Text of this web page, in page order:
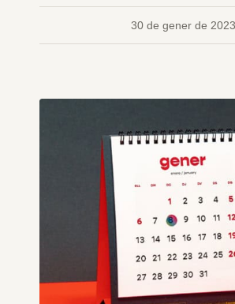
30 de gener de 2023